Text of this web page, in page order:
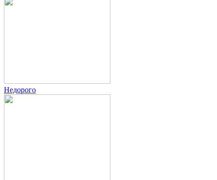
Недорого